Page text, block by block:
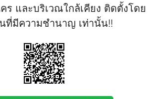
ร และบริเวณใกล้เคียง ติดตั้งโดย
ที่มีความชำนาญ เท่านั้น!!